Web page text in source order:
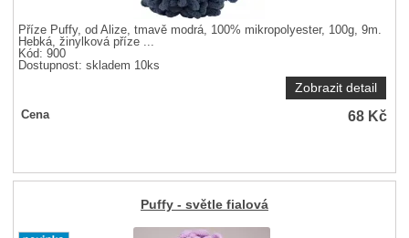
Příze Puffy, od Alize, tmavě modrá, 100% mikropolyester, 100g, 9m.
Hebká, žinylková příze ...
Kód: 900
Dostupnost:skladem 10ks
Zobrazit detail
Cena 68 Kč
Puffy - světle fialová